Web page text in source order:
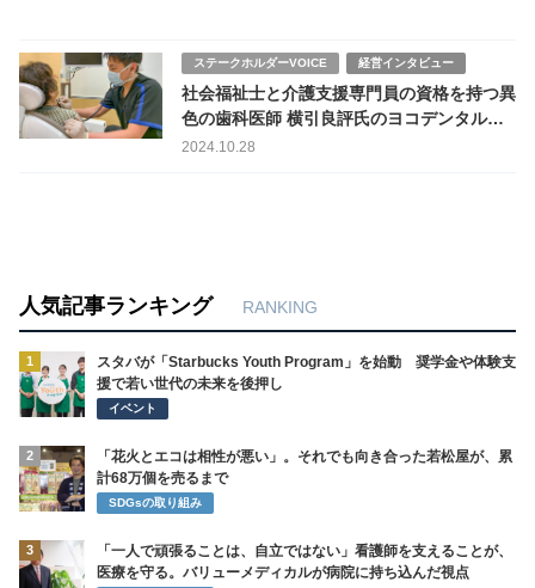
ステークホルダーVOICE 経営インタビュー
社会福祉士と介護支援専門員の資格を持つ異
色の歯科医師 横引良評氏のヨコデンタルク
リニック
2024.10.28
人気記事ランキング RANKING
1
スタバが「Starbucks Youth Program」を始動 奨学金や体験支
援で若い世代の未来を後押し
イベント
2
「花火とエコは相性が悪い」。それでも向き合った若松屋が、累
計68万個を売るまで
SDGsの取り組み
3
「一人で頑張ることは、自立ではない」看護師を支えることが、
医療を守る。バリューメディカルが病院に持ち込んだ視点